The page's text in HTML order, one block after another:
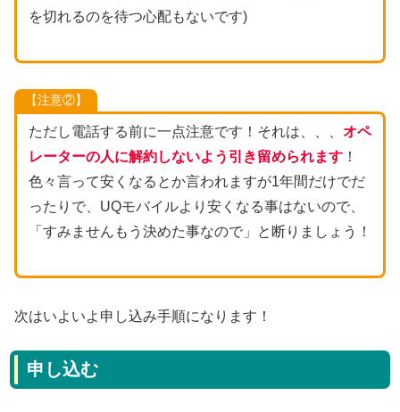
を切れるのを待つ心配もないです)
【注意②】
ただし電話する前に一点注意です！それは、、、 オペ
レーターの人に解約しないよう引き留められます！
色々言って安くなるとか言われますが1年間だけでだ
ったりで、UQモバイルより安くなる事はないので、
「すみませんもう決めた事なので」と断りましょう！
次はいよいよ申し込み手順になります！
申し込む